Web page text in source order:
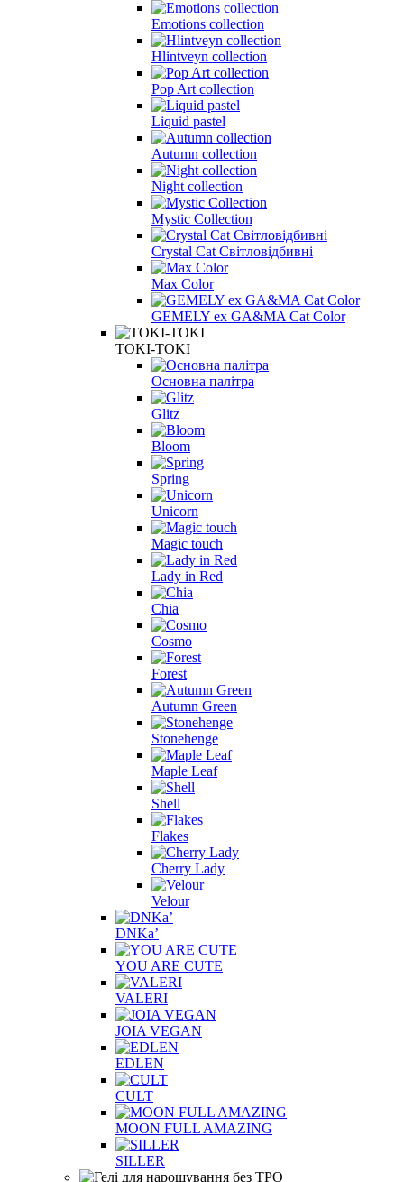
Emotions collection
Hlintveyn collection
Pop Art collection
Liquid pastel
Autumn collection
Night collection
Mystic Collection
Crystal Cat Світловідбивні
Max Color
GEMELY ex GA&MA Cat Color
TOKI-TOKI
Основна палітра
Glitz
Bloom
Spring
Unicorn
Magic touch
Lady in Red
Chia
Cosmo
Forest
Autumn Green
Stonehenge
Maple Leaf
Shell
Flakes
Cherry Lady
Velour
DNKa’
YOU ARE CUTE
VALERI
JOIA VEGAN
EDLEN
CULT
MOON FULL AMAZING
SILLER